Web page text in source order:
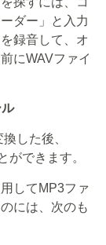
ダー」と入力
録音して、オ
にWAVファイ
した後、
ができます。
してMP3ファ
には、次のも